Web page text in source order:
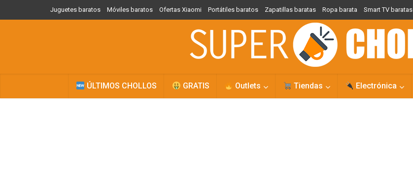
Juguetes baratos Móviles baratos Ofertas Xiaomi Portátiles baratos Zapatillas baratas Ropa barata Smart TV baratas
ÚLTIMOS CHOLLOS GRATIS Outlets Tiendas Electrónica